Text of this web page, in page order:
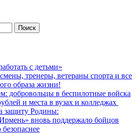
с детьми»
тренеры, ветераны спорта и все
образа жизни!
добровольцы в беспилотные войска
и места в вузах и колледжах
защиту Родины:
вновь поддержало бойцов